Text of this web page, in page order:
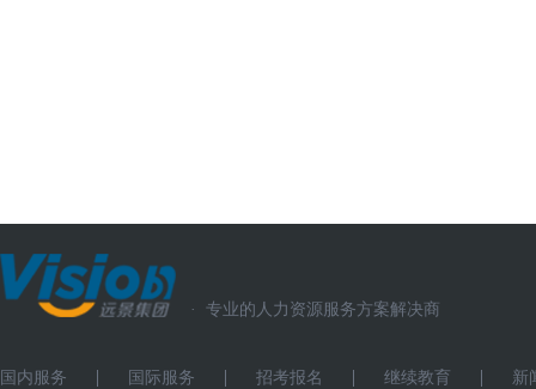
· 专业的人力资源服务方案解决商
国内服务 国际服务 招考报名 继续教育 新